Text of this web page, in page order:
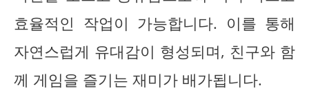
효율적인 작업이 가능합니다. 이를 통해
자연스럽게 유대감이 형성되며, 친구와 함
께 게임을 즐기는 재미가 배가됩니다.